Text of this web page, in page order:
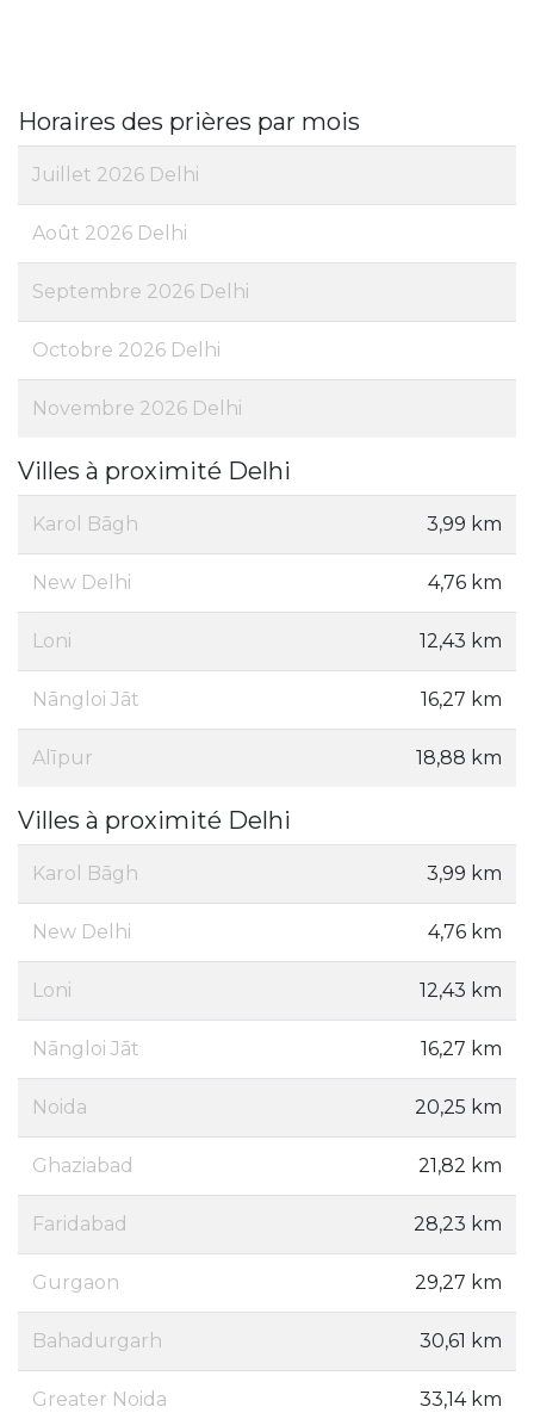
Horaires des prières par mois
Juillet 2026 Delhi
Août 2026 Delhi
Septembre 2026 Delhi
Octobre 2026 Delhi
Novembre 2026 Delhi
Villes à proximité Delhi
Karol Bāgh 3,99 km
New Delhi 4,76 km
Loni 12,43 km
Nāngloi Jāt 16,27 km
Alīpur 18,88 km
Villes à proximité Delhi
Karol Bāgh 3,99 km
New Delhi 4,76 km
Loni 12,43 km
Nāngloi Jāt 16,27 km
Noida 20,25 km
Ghaziabad 21,82 km
Faridabad 28,23 km
Gurgaon 29,27 km
Bahadurgarh 30,61 km
Greater Noida 33,14 km